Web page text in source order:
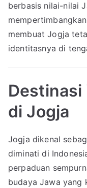
berbasis nilai-nilai
membuat Jogja
identitasnya di
Destinasi
di Jogja
Jogja dikenal
diminati di
perpaduan
budaya Jawa yang